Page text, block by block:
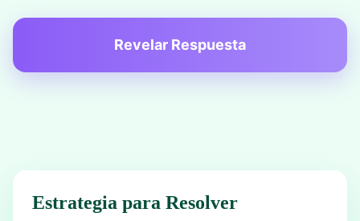
Revelar Respuesta
Estrategia para Resolver